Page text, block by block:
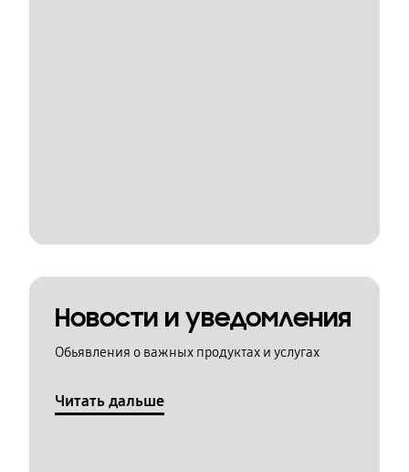
Новости и уведомления
Обьявления о важных продуктах и услугах
Читать дальше